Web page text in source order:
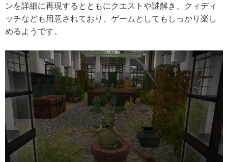
ンを詳細に再現するとともにクエストや謎解き、クィディ
ッチなども用意されており、ゲームとしてもしっかり楽し
めるようです。